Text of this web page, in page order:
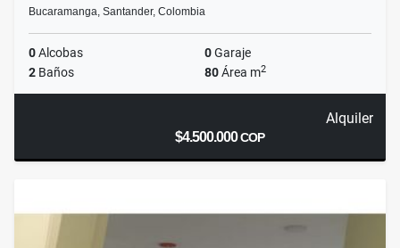
Bucaramanga, Santander, Colombia
0Alcobas 0Garaje
2 Baños 80Área m2
Alquiler
$4.500.000COP